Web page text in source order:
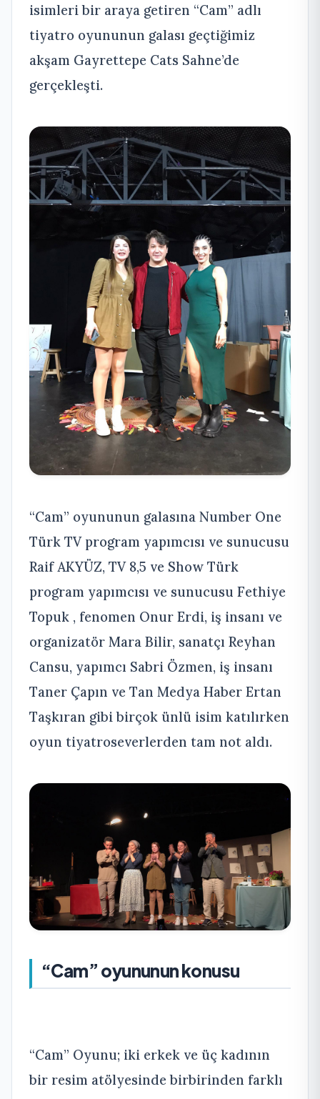
isimleri bir araya getiren “Cam” adlı
tiyatro oyununun galası geçtiğimiz
akşam Gayrettepe Cats Sahne’de
gerçekleşti.
“Cam” oyununun galasına Number One
Türk TV program yapımcısı ve sunucusu
Raif AKYÜZ, TV 8,5 ve Show Türk
program yapımcısı ve sunucusu Fethiye
Topuk , fenomen Onur Erdi, iş insanı ve
organizatör Mara Bilir, sanatçı Reyhan
Cansu, yapımcı Sabri Özmen, iş insanı
Taner Çapın ve Tan Medya Haber Ertan
Taşkıran gibi birçok ünlü isim katılırken
oyun tiyatroseverlerden tam not aldı.
“Cam” oyununun konusu
“Cam” Oyunu; iki erkek ve üç kadının
bir resim atölyesinde birbirinden farklı